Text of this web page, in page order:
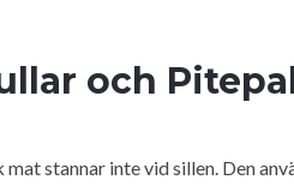
och
mat stannar inte vid sillen. Den